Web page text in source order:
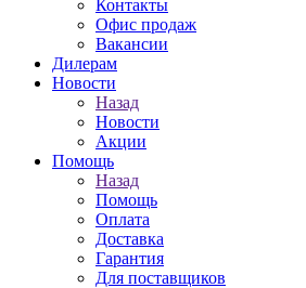
Контакты
Офис продаж
Вакансии
Дилерам
Новости
Назад
Новости
Акции
Помощь
Назад
Помощь
Оплата
Доставка
Гарантия
Для поставщиков